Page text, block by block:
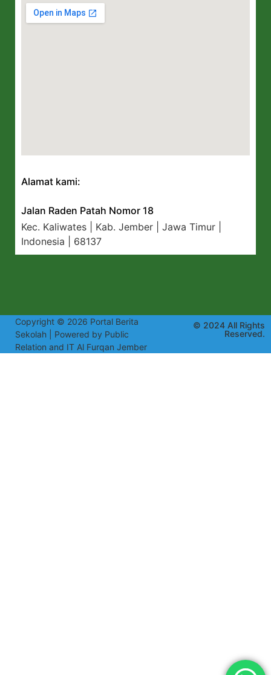
Alamat kami:
Jalan Raden Patah Nomor 18
Kec. Kaliwates | Kab. Jember | Jawa Timur |
Indonesia | 68137
Copyright © 2026 Portal Berita
Sekolah | Powered by Public
Relation and IT Al Furqan Jember
© 2024 All Rights
Reserved.